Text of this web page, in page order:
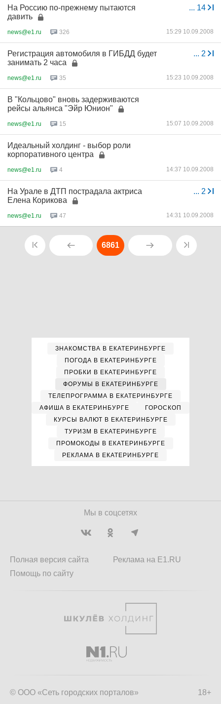
... 14
На Россию по-прежнему пытаются
давить
news@e1.ru 326 15:29 10.09.2008
... 2
Регистрация автомобиля в ГИБДД будет
занимать 2 часа
news@e1.ru 35 15:23 10.09.2008
В "Кольцово" вновь задерживаются
рейсы альянса "Эйр Юнион"
news@e1.ru 15 15:07 10.09.2008
Идеальный холдинг - выбор роли
корпоративного центра
news@e1.ru 4 14:37 10.09.2008
... 2
На Урале в ДТП пострадала актриса
Елена Корикова
news@e1.ru 47 14:31 10.09.2008
6861
ЗНАКОМСТВА В ЕКАТЕРИНБУРГЕ
ПОГОДА В ЕКАТЕРИНБУРГЕ
ПРОБКИ В ЕКАТЕРИНБУРГЕ
ФОРУМЫ В ЕКАТЕРИНБУРГЕ
ТЕЛЕПРОГРАММА В ЕКАТЕРИНБУРГЕ
АФИША В ЕКАТЕРИНБУРГЕ
ГОРОСКОП
КУРСЫ ВАЛЮТ В ЕКАТЕРИНБУРГЕ
ТУРИЗМ В ЕКАТЕРИНБУРГЕ
ПРОМОКОДЫ В ЕКАТЕРИНБУРГЕ
РЕКЛАМА В ЕКАТЕРИНБУРГЕ
Мы в соцсетях
Полная версия сайта
Помощь по сайту
Реклама на E1.RU
18+
© ООО «Сеть городских порталов»